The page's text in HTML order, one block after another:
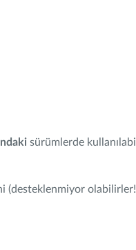
sürümlerde
(desteklenmiyor